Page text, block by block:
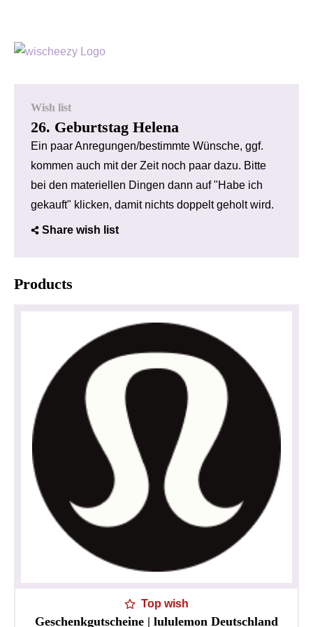
Wish list
26. Geburtstag Helena
Ein paar Anregungen/bestimmte Wünsche, ggf.
kommen auch mit der Zeit noch paar dazu. Bitte
bei den materiellen Dingen dann auf "Habe ich
gekauft" klicken, damit nichts doppelt geholt wird.
Share wish list
Products
Top wish
Geschenkgutscheine | lululemon Deutschland
Privacy policyImpressum